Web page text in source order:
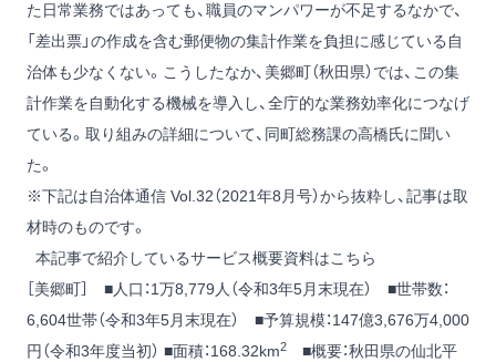
た日常業務ではあっても、職員のマンパワーが不足するなかで、
「差出票」の作成を含む郵便物の集計作業を負担に感じている自
治体も少なくない。こうしたなか、美郷町（秋田県）では、この集
計作業を自動化する機械を導入し、全庁的な業務効率化につなげ
ている。取り組みの詳細について、同町総務課の高橋氏に聞い
た。
※下記は自治体通信 Vol.32（2021年8月号）から抜粋し、記事は取
材時のものです。
本記事で紹介しているサービス概要資料はこちら
［美郷町］ ■人口：1万8,779人（令和3年5月末現在） ■世帯数：
6,604世帯（令和3年5月末現在） ■予算規模：147億3,676万4,000
円（令和3年度当初） ■面積：168.32km2
■概要：秋田県の仙北平